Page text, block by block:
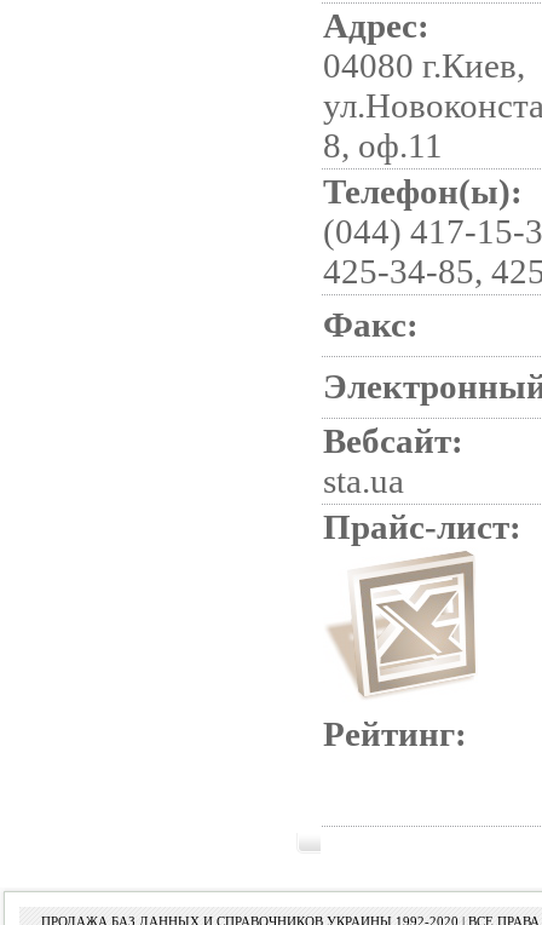
Адрес:
04080 г.Киев,
8, оф.11
Телефон(ы):
(044) 417-15-
425-34-85,
Факс:
Вебсайт:
sta.ua
Прайс-лист:
Рейтинг:
ПРОДАЖА БАЗ ДАННЫХ И СПРАВОЧНИКОВ УКРАИНЫ 1992-2020 | ВСЕ